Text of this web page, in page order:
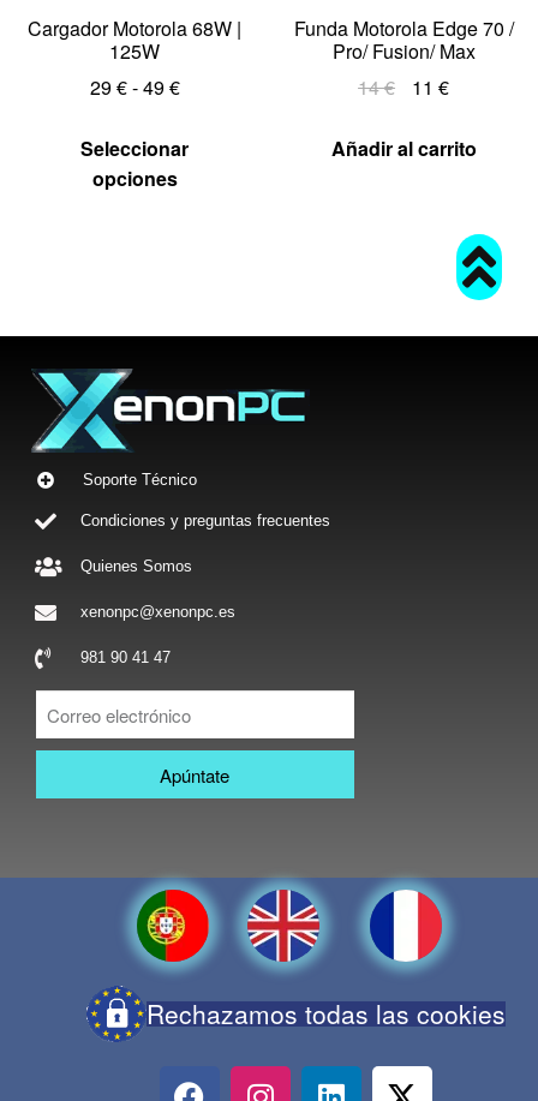
Cargador Motorola 68W |
125W
29€-49€
Seleccionar
opciones
Funda Motorola Edge 70 /
Pro/ Fusion/ Max
14€ 11 €
Añadir al carrito
Soporte Técnico
Condiciones y preguntas frecuentes
Quienes Somos
xenonpc@xenonpc.es
981 90 41 47
Apúntate
Rechazamos todas las cookies